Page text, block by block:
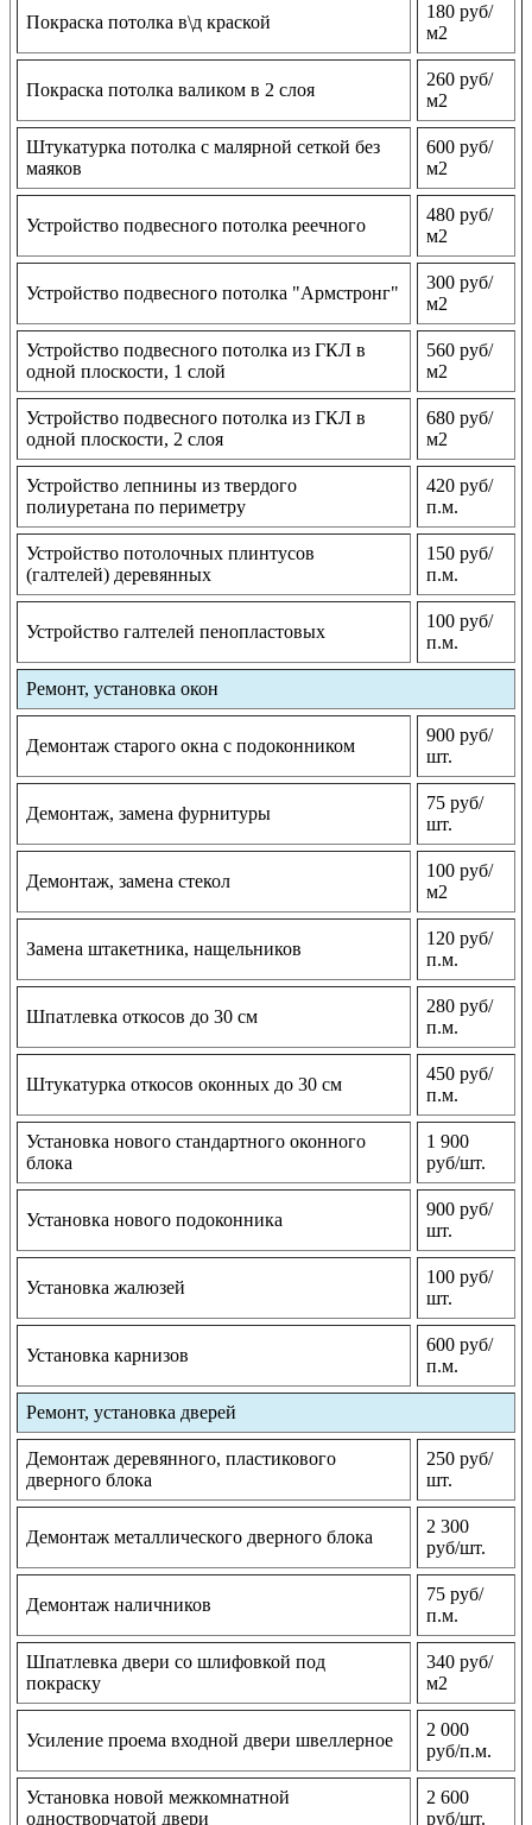
Покраска потолка в\д краской
180 руб/
м2
Покраска потолка валиком в 2 слоя
260 руб/
м2
Штукатурка потолка с малярной сеткой без
маяков
600 руб/
м2
Устройство подвесного потолка реечного
480 руб/
м2
Устройство подвесного потолка "Армстронг"
300 руб/
м2
Устройство подвесного потолка из ГКЛ в
одной плоскости, 1 слой
560 руб/
м2
Устройство подвесного потолка из ГКЛ в
одной плоскости, 2 слоя
680 руб/
м2
Устройство лепнины из твердого
полиуретана по периметру
420 руб/
п.м.
Устройство потолочных плинтусов
(галтелей) деревянных
150 руб/
п.м.
Устройство галтелей пенопластовых
100 руб/
п.м.
Ремонт, установка окон
Демонтаж старого окна с подоконником
900 руб/
шт.
Демонтаж, замена фурнитуры
75 руб/
шт.
Демонтаж, замена стекол
100 руб/
м2
Замена штакетника, нащельников
120 руб/
п.м.
Шпатлевка откосов до 30 см
280 руб/
п.м.
Штукатурка откосов оконных до 30 см
450 руб/
п.м.
Установка нового стандартного оконного
блока
1 900
руб/шт.
Установка нового подоконника
900 руб/
шт.
Установка жалюзей
100 руб/
шт.
Установка карнизов
600 руб/
п.м.
Ремонт, установка дверей
Демонтаж деревянного, пластикового
дверного блока
250 руб/
шт.
Демонтаж металлического дверного блока
2 300
руб/шт.
Демонтаж наличников
75 руб/
п.м.
Шпатлевка двери со шлифовкой под
покраску
340 руб/
м2
Усиление проема входной двери швеллерное
2 000
руб/п.м.
Установка новой межкомнатной
одностворчатой двери
2 600
руб/шт.